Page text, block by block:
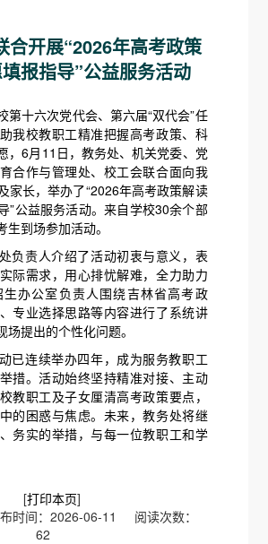
合开展“2026年高考政策
报指导”公益服务活动
第十六次党代会、第六届“双代会”任
我校教职工精准把握高考政策、科
，6月11日，教务处、机关党委、党
合作与管理处、校工会联合面向我
家长，举办了“2026年高考政策解读
”公益服务活动。来自学校30余个部
到场参加活动。
负责人介绍了活动初衷与意义，表
际需求，用心排忧解难，全力助力
办公室负责人围绕吉林省高考政
专业选择思路等内容进行了系统讲
提出的个性化问题。
已连续举办四年，成为服务教职工
措。活动始终坚持精准对接、主动
教职工及子女厘清高考政策要点，
的困惑与焦虑。未来，教务处将继
务实的举措，与每一位教职工和学
[打印本页]
时间：2026-06-11 阅读次数：
62